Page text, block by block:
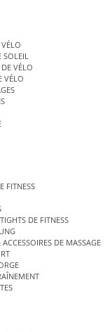
SOLEIL
VÉLO
VÉLO
FITNESS
DE FITNESS
DE MASSAGE